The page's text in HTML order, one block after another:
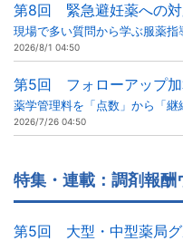
第8回 緊急避妊薬への対
現場で多い質問から学ぶ服薬指
2026/8/1 04:50
第5回 フォローアップ加
薬学管理料を「点数」から「継
2026/7/26 04:50
特集・連載：調剤報酬
第5回 大型・中型薬局グ